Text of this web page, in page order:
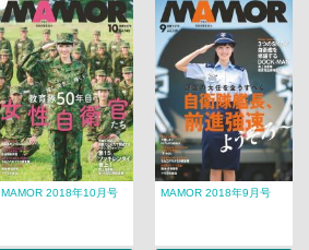
MAMOR 2018年10月号 MAMOR 2018年9月号